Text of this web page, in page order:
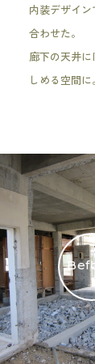
内装デザイ
合わせた。
廊下の天井
しめる空間に。